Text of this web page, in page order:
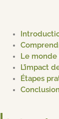
Le
L’impact
Étapes
Conclusion